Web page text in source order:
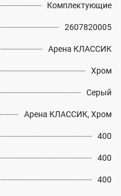
Комплектующие
2607820005
Арена КЛАССИК
Хром
Серый
Арена КЛАССИК, Хром
400
400
400